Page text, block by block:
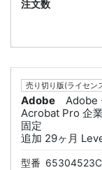
売り切り版(ライセン
Adobe
Adobe
Acrobat Pro 企
固定
追加 29ヶ月
型番